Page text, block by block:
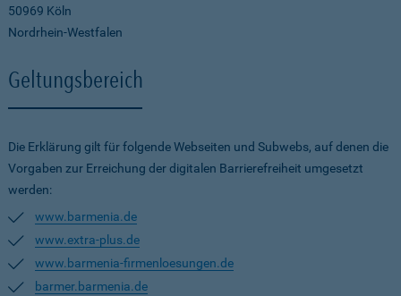
50969 Köln
Nordrhein-Westfalen
Geltungsbereich
Die Erklärung gilt für folgende Webseiten und Subwebs, auf denen die
Vorgaben zur Erreichung der digitalen Barrierefreiheit umgesetzt
werden:
www.barmenia.de
www.extra-plus.de
www.barmenia-firmenloesungen.de
barmer.barmenia.de